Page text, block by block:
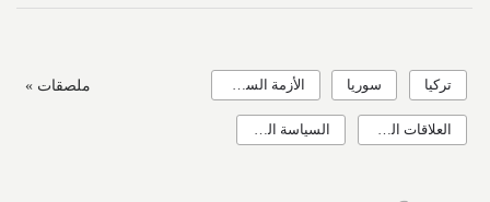
ملصقات » تركيا سوريا الأزمة السورية
العلاقات الدولية السياسة التركية الخارجية